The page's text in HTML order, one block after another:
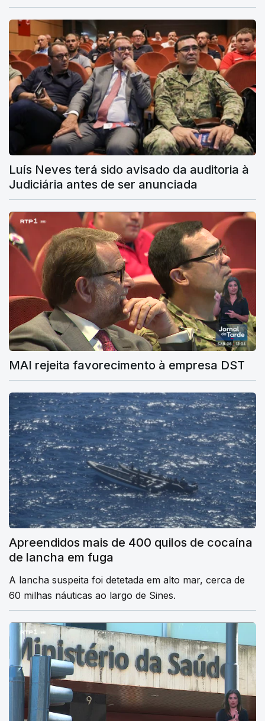
Luís Neves terá sido avisado da auditoria à
Judiciária antes de ser anunciada
MAI rejeita favorecimento à empresa DST
Apreendidos mais de 400 quilos de cocaína
de lancha em fuga
A lancha suspeita foi detetada em alto mar, cerca de
60 milhas náuticas ao largo de Sines.